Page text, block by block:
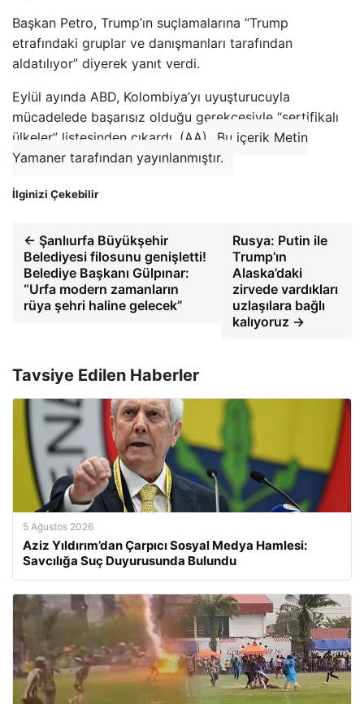
Başkan Petro, Trump’ın suçlamalarına “Trump
etrafındaki gruplar ve danışmanları tarafından
aldatılıyor” diyerek yanıt verdi.
Eylül ayında ABD, Kolombiya’yı uyuşturucuyla
mücadelede başarısız olduğu gerekçesiyle “sertifikalı
ülkeler” listesinden çıkardı. (AA)
Bu içerik Metin
Yamaner tarafından yayınlanmıştır.
İlginizi Çekebilir
← Şanlıurfa Büyükşehir
Belediyesi filosunu genişletti!
Belediye Başkanı Gülpınar:
“Urfa modern zamanların
rüya şehri haline gelecek”
Rusya: Putin ile
Trump’ın
Alaska’daki
zirvede vardıkları
uzlaşılara bağlı
kalıyoruz →
Tavsiye Edilen Haberler
5 Ağustos 2026
Aziz Yıldırım’dan Çarpıcı Sosyal Medya Hamlesi:
Savcılığa Suç Duyurusunda Bulundu